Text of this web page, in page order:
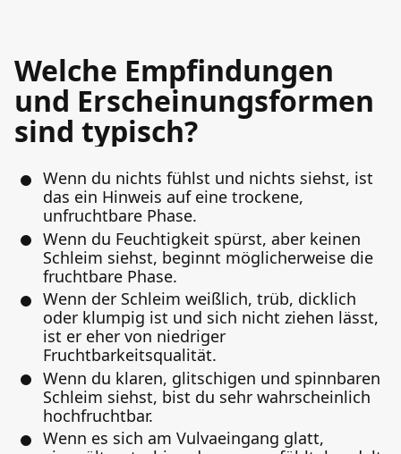
Welche Empfindungen
und Erscheinungsformen
sind typisch?
Wenn du nichts fühlst und nichts siehst, ist
das ein Hinweis auf eine trockene,
unfruchtbare Phase.
Wenn du Feuchtigkeit spürst, aber keinen
Schleim siehst, beginnt möglicherweise die
fruchtbare Phase.
Wenn der Schleim weißlich, trüb, dicklich
oder klumpig ist und sich nicht ziehen lässt,
ist er eher von niedriger
Fruchtbarkeitsqualität.
Wenn du klaren, glitschigen und spinnbaren
Schleim siehst, bist du sehr wahrscheinlich
hochfruchtbar.
Wenn es sich am Vulvaeingang glatt,